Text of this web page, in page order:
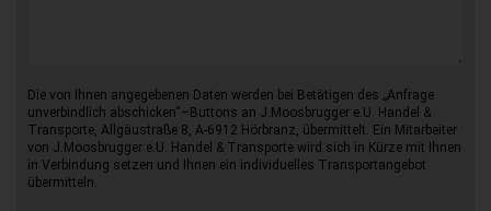
Die von Ihnen angegebenen Daten werden bei Betätigen des „Anfrage
unverbindlich abschicken“–Buttons an J.Moosbrugger e.U. Handel &
Transporte, Allgäustraße 8, A-6912 Hörbranz, übermittelt. Ein Mitarbeiter
von J.Moosbrugger e.U. Handel & Transporte wird sich in Kürze mit Ihnen
in Verbindung setzen und Ihnen ein individuelles Transportangebot
übermitteln.